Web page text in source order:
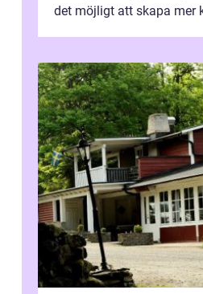
det möjligt att skapa mer